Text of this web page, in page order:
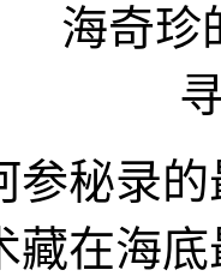
参秘录
藏在海